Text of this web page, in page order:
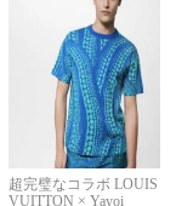
超完璧なコラボ LOUIS
VUITTON × Yayoi